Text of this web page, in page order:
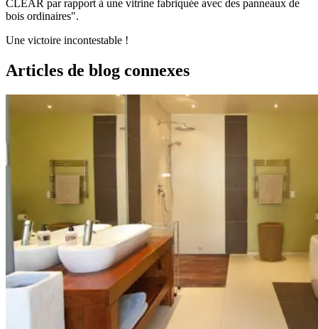
CLEAR par rapport à une vitrine fabriquée avec des panneaux de
bois ordinaires".
Une victoire incontestable !
Articles de blog connexes